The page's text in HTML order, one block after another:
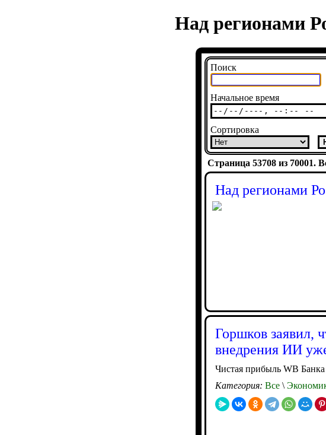
Над регионами
Поиск
Начальное время
Сортировка
Страница 53708 из 70001.
Над регионами
Горшков заявил,
внедрения ИИ
Чистая прибыль WB Банка
Категория: Все \